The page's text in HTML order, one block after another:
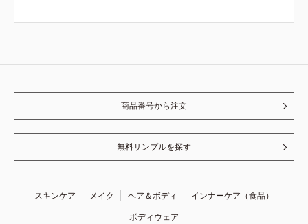
商品番号から注文
無料サンプルを探す
スキンケア メイク ヘア＆ボディ
インナーケア（食品）
ボディウェア